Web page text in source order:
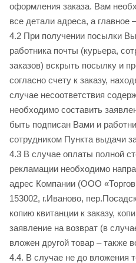
оформления заказа. Вам
все детали адреса, а главное
4.2 При получении посылки
работника почты (курьера,
заказов) вскрыть посылку и
согласно счету к заказу,
случае несоответствия
необходимо составить
быть подписан Вами и
сотрудником Пункта выдачи
4.3 В случае оплаты полной
рекламации необходимо
адрес Компании (ООО
153002, г.Иваново,
копию квитанции к заказу,
заявление на возврат (в
вложен другой товар – также
4.4. В случае не до вложения